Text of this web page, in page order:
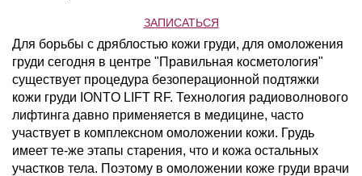
ЗАПИСАТЬСЯ
Для борьбы с дряблостью кожи груди, для омоложения
груди сегодня в центре "Правильная косметология"
существует процедура безоперационной подтяжки
кожи груди IONTO LIFT RF. Технология радиоволнового
лифтинга давно применяется в медицине, часто
участвует в комплексном омоложении кожи. Грудь
имеет те-же этапы старения, что и кожа остальных
участков тела. Поэтому в омоложении коже груди врачи